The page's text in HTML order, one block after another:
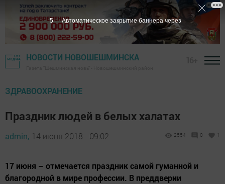
НОВОСТИ НОВОШЕШМИНСКА
ЗДРАВООХРАНЕНИЕ
Праздник людей в белых халатах
admin, 14 июня 2018 - 09:02 2554 0 1
17 июня – отмечается праздник самой гуманной и
благородной в мире профессии. В преддверии
4 Автоматическое закрытие баннера через